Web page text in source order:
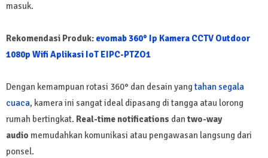
masuk.
Rekomendasi Produk: evomab 360° Ip Kamera CCTV Outdoor
1080p Wifi Aplikasi IoT EIPC-PTZO1
Dengan kemampuan rotasi 360° dan desain yangtahan segala
cuaca, kamera ini sangat ideal dipasang di tangga atau lorong
rumah bertingkat. Real-time notifications dantwo-way
audio memudahkan komunikasi atau pengawasan langsung dari
ponsel.